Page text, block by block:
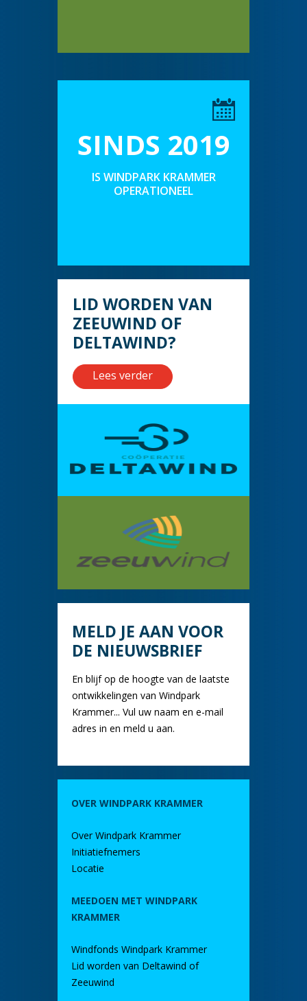
SINDS 2019
IS WINDPARK KRAMMER
OPERATIONEEL
LID WORDEN VAN
ZEEUWIND OF
DELTAWIND?
Lees verder
MELD JE AAN VOOR
DE NIEUWSBRIEF
En blijf op de hoogte van de laatste
ontwikkelingen van Windpark
Krammer... Vul uw naam en e-mail
adres in en meld u aan.
OVER WINDPARK KRAMMER
Over Windpark Krammer
Initiatiefnemers
Locatie
MEEDOEN MET WINDPARK
KRAMMER
Windfonds Windpark Krammer
Lid worden van Deltawind of
Zeeuwind